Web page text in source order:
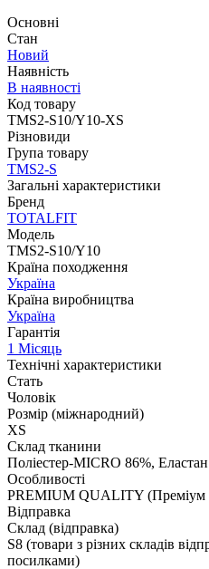
Основні
Стан
Новий
Наявність
В наявності
Код товару
TMS2-S10/Y10-XS
Різновиди
Група товару
TMS2-S
Загальні характеристики
Бренд
TOTALFIT
Модель
TMS2-S10/Y10
Країна походження
Україна
Країна виробництва
Україна
Гарантія
1 Місяць
Технічні характеристики
Стать
Чоловік
Розмір (міжнародний)
XS
Склад тканини
Поліестер-MICRO 86%,
Особливості
PREMIUM QUALITY (Преміум
Відправка
Склад (відправка)
S8 (товари з різних складів
посилками)